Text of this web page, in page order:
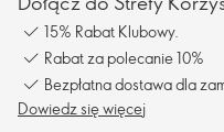
15% Rabat Klubowy.
Rabat za polecanie 10%
Bezpłatna dostawa dla
Dowiedz się więcej